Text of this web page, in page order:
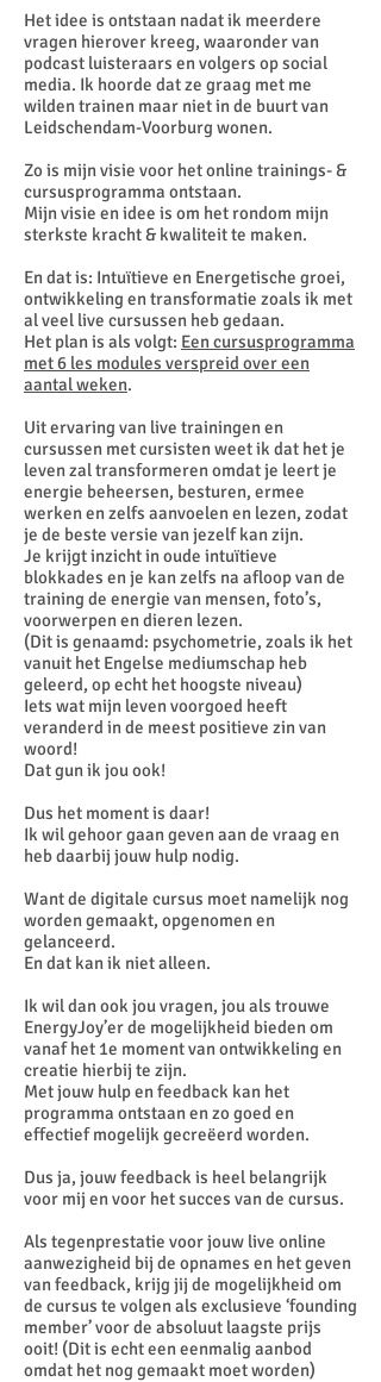
Het idee is ontstaan nadat ik meerdere
vragen hierover kreeg, waaronder van
podcast luisteraars en volgers op social
media. Ik hoorde dat ze graag met me
wilden trainen maar niet in de buurt van
Leidschendam-Voorburg wonen.
Zo is mijn visie voor het online trainings- &
cursusprogramma ontstaan.
Mijn visie en idee is om het rondom mijn
sterkste kracht & kwaliteit te maken.
En dat is: Intuïtieve en Energetische groei,
ontwikkeling en transformatie zoals ik met
al veel live cursussen heb gedaan.
Het plan is als volgt: Een cursusprogramma
met 6 les modules verspreid over een
aantal weken.
Uit ervaring van live trainingen en
cursussen met cursisten weet ik dat het je
leven zal transformeren omdat je leert je
energie beheersen, besturen, ermee
werken en zelfs aanvoelen en lezen, zodat
je de beste versie van jezelf kan zijn.
Je krijgt inzicht in oude intuïtieve
blokkades en je kan zelfs na afloop van de
training de energie van mensen, foto’s,
voorwerpen en dieren lezen.
(Dit is genaamd: psychometrie, zoals ik het
vanuit het Engelse mediumschap heb
geleerd, op echt het hoogste niveau)
Iets wat mijn leven voorgoed heeft
veranderd in de meest positieve zin van
woord!
Dat gun ik jou ook!
Dus het moment is daar!
Ik wil gehoor gaan geven aan de vraag en
heb daarbij jouw hulp nodig.
Want de digitale cursus moet namelijk nog
worden gemaakt, opgenomen en
gelanceerd.
En dat kan ik niet alleen.
Ik wil dan ook jou vragen, jou als trouwe
EnergyJoy’er de mogelijkheid bieden om
vanaf het 1e moment van ontwikkeling en
creatie hierbij te zijn.
Met jouw hulp en feedback kan het
programma ontstaan en zo goed en
effectief mogelijk gecreëerd worden.
Dus ja, jouw feedback is heel belangrijk
voor mij en voor het succes van de cursus.
Als tegenprestatie voor jouw live online
aanwezigheid bij de opnames en het geven
van feedback, krijg jij de mogelijkheid om
de cursus te volgen als exclusieve ‘founding
member’ voor de absoluut laagste prijs
ooit! (Dit is echt een eenmalig aanbod
omdat het nog gemaakt moet worden)